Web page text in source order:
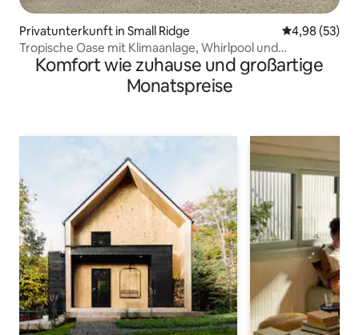
Privatunterkunft in Small Ridge
4,98 (53)
Tropische Oase mit Klimaanlage, Whirlpool und
entspannendem Aufenthalt
Komfort wie zuhause und großartige
Monatspreise